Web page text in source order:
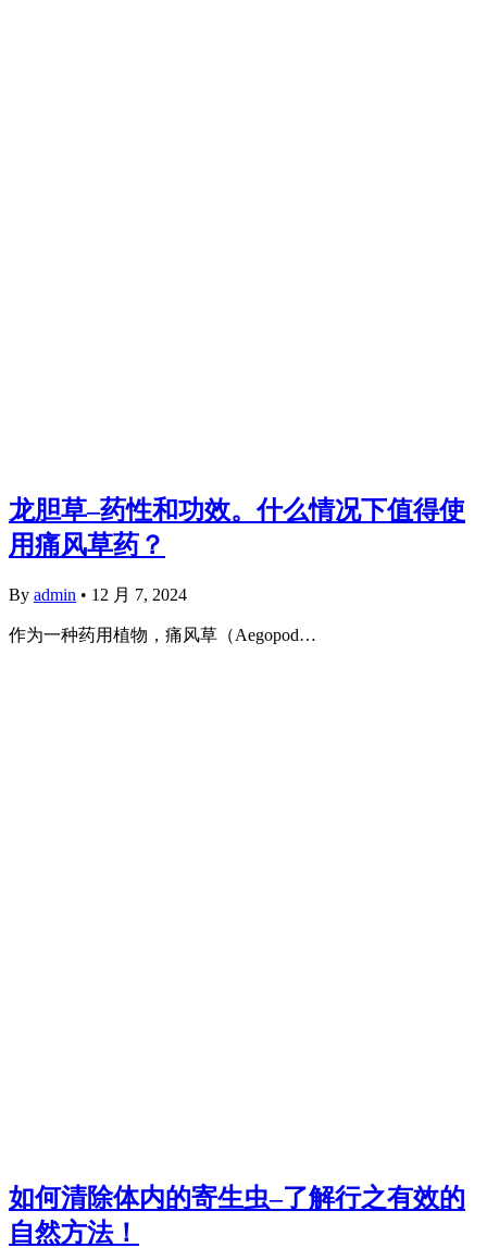
龙胆草–药性和功效。什么情况下值得使
用痛风草药？
By admin • 12 月 7, 2024
作为一种药用植物，痛风草（Aegopod…
如何清除体内的寄生虫–了解行之有效的
自然方法！